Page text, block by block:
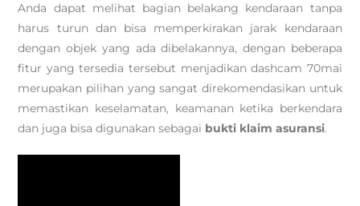
Anda dapat melihat bagian belakang kendaraan tanpa
harus turun dan bisa memperkirakan jarak kendaraan
dengan objek yang ada dibelakannya, dengan beberapa
fitur yang tersedia tersebut menjadikan dashcam 70mai
merupakan pilihan yang sangat direkomendasikan untuk
memastikan keselamatan, keamanan ketika berkendara
dan juga bisa digunakan sebagai bukti klaim asuransi.